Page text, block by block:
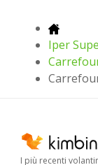
Iper
I più recenti